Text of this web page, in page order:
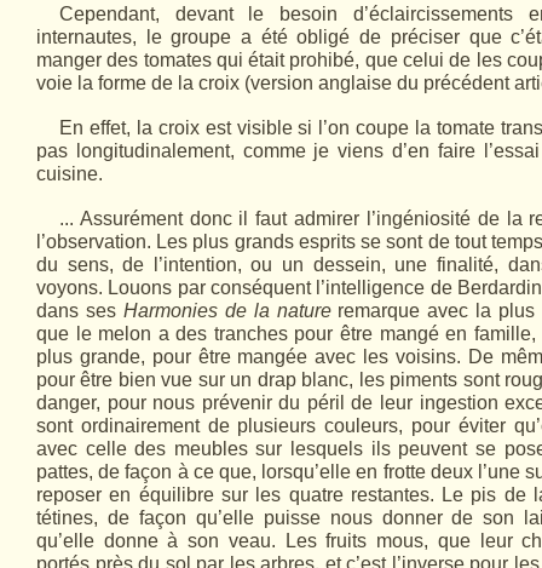
Cependant, devant le besoin d’éclaircis­se­ments
internautes, le groupe a été obligé de préciser que
manger des tomates qui était prohibé, que celui de les
voie la forme de la croix (version anglaise du précédent
En effet, la croix est visible si l’on coupe la tomate
pas longitudinalement, comme je viens d’en faire
cuisine.
... Assurément donc il faut admirer l’ingé­niosité de la
l’obser­vation. Les plus grands esprits se sont de tout
du sens, de l’intention, ou un dessein, une finalité,
voyons. Louons par conséquent l’intelligence de
dans ses Harmonies de la natureremarque avec la plus
que le melon a des tranches pour être mangé en
plus grande, pour être mangée avec les voisins. De
pour être bien vue sur un drap blanc, les piments sont
danger, pour nous prévenir du péril de leur ingestion
sont ordinairement de plusieurs couleurs, pour éviter
avec celle des meubles sur lesquels ils peuvent se
pattes, de façon à ce que, lorsqu’elle en frotte deux l’une
reposer en équilibre sur les quatre restantes. Le pis de
tétines, de façon qu’elle puisse nous donner de son
qu’elle donne à son veau. Les fruits mous, que leur
portés près du sol par les arbres, et c’est l’inverse pour